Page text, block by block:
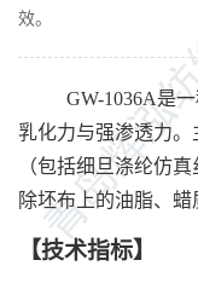
效。
GW-1036A是
乳化力与强渗透力。
（包括细旦涤纶仿
除坯布上的油脂、蜡
【技术指标】